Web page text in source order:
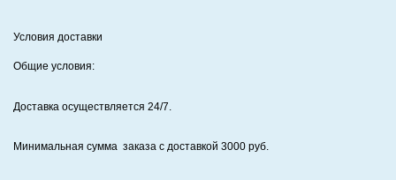
Условия доставки
Общие условия:
Доставка осуществляется 24/7
Минимальная сумма заказа с доставкой 3000 руб.